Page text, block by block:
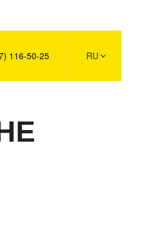
116-50-25 RU